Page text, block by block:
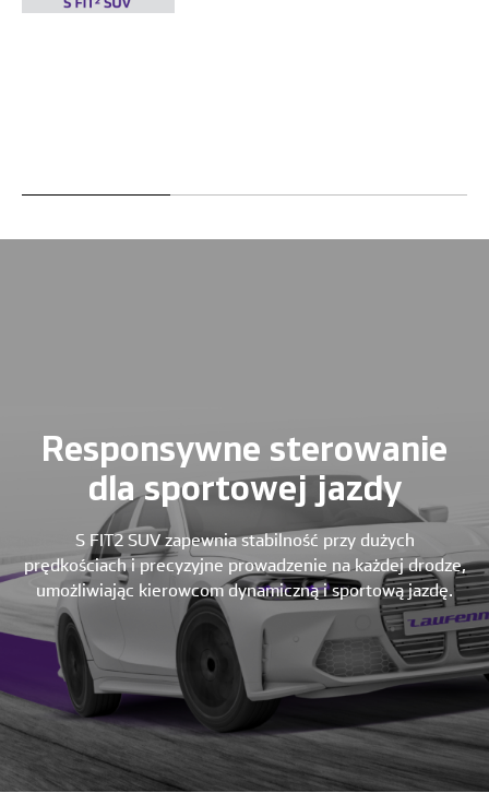
Responsywne sterowanie
dla sportowej jazdy
S FIT2 SUV zapewnia stabilność przy dużych
prędkościach i precyzyjne prowadzenie na każdej drodze,
umożliwiając kierowcom dynamiczną i sportową jazdę.